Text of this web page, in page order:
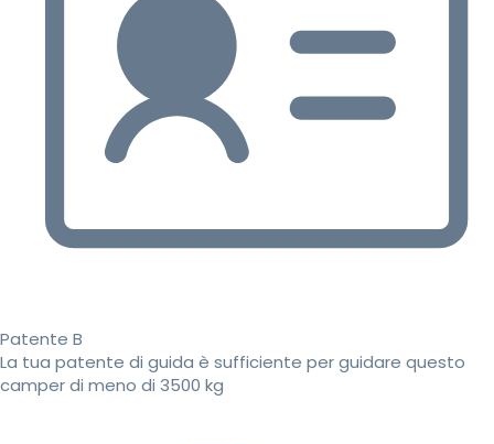
Patente B
La tua patente di guida è sufficiente per guidare questo
camper di meno di 3500 kg